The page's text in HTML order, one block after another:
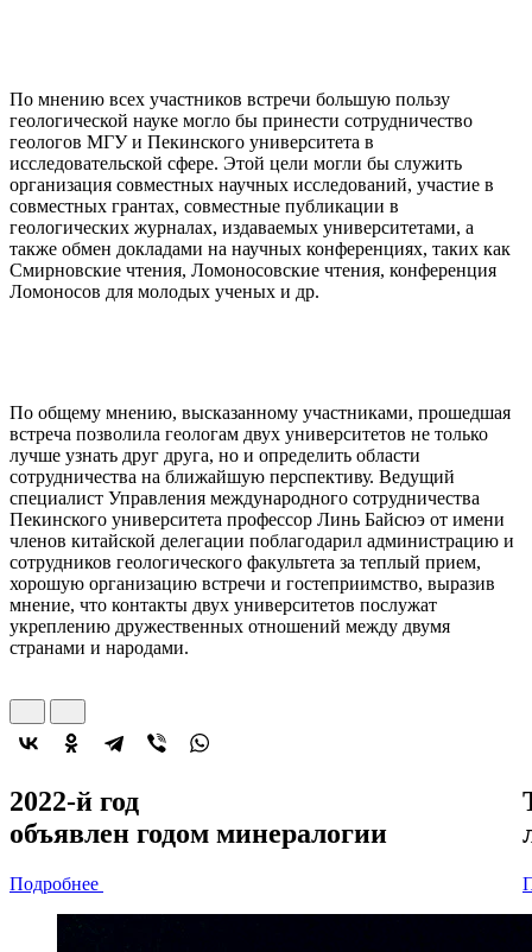
По мнению всех участников встречи большую пользу
геологической науке могло бы принести сотрудничество
геологов МГУ и Пекинского университета в
исследовательской сфере. Этой цели могли бы служить
организация совместных научных исследований, участие в
совместных грантах, совместные публикации в
геологических журналах, издаваемых университетами, а
также обмен докладами на научных конференциях, таких как
Смирновские чтения, Ломоносовские чтения, конференция
Ломоносов для молодых ученых и др.
По общему мнению, высказанному участниками, прошедшая
встреча позволила геологам двух университетов не только
лучше узнать друг друга, но и определить области
сотрудничества на ближайшую перспективу. Ведущий
специалист Управления международного сотрудничества
Пекинского университета профессор Линь Байсюэ от имени
членов китайской делегации поблагодарил администрацию и
сотрудников геологического факультета за теплый прием,
хорошую организацию встречи и гостеприимство, выразив
мнение, что контакты двух университетов послужат
укреплению дружественных отношений между двумя
странами и народами.
2022-й год
объявлен годом минералогии
Подробнее